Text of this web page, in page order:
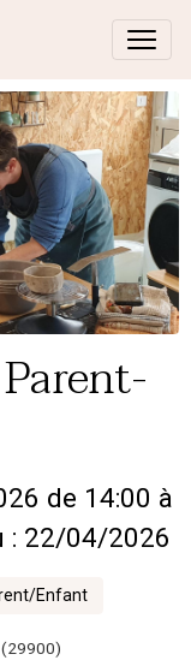
de 14:00 à
: 22/04/2026
Enfant
(29900)